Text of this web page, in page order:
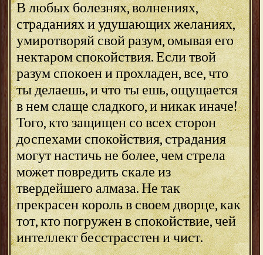
В любых болезнях, волнениях,
страданиях и удушающих желаниях,
умиротворяй свой разум, омывая его
нектаром спокойствия. Если твой
разум спокоен и прохладен, все, что
ты делаешь, и что ты ешь, ощущается
в нем слаще сладкого, и никак иначе!
Того, кто защищен со всех сторон
доспехами спокойствия, страдания
могут настичь не более, чем стрела
может повредить скале из
твердейшего алмаза. Не так
прекрасен король в своем дворце, как
тот, кто погружен в спокойствие, чей
интеллект бесстрасстен и чист.